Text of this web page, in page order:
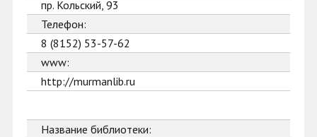
пр. Кольский, 93
Телефон:
8 (8152) 53-57-62
www:
http://murmanlib.ru
Название библиотеки: